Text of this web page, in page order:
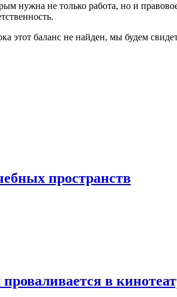
нужна не только работа, но и
этот баланс не найден, мы будем
пространств
в